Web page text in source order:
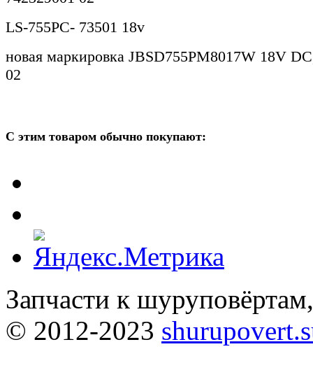
LS-755PC- 73501 18v
новая маркировка JBSD755PM8017W 18V
02
С этим товаром обычно покупают:
Запчасти к
© 2012-2023